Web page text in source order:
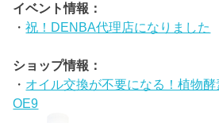
イベント情報：
・祝！DENBA代理店になりました
ショップ情報：
・ オイル交換が不要になる！植物
OE9